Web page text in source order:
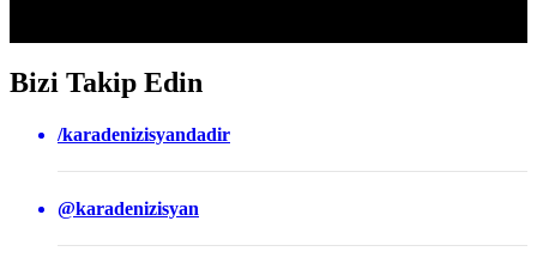
Bizi Takip Edin
/karadenizisyandadir
@karadenizisyan